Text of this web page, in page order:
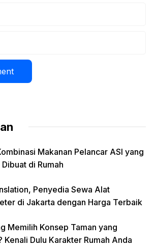
Makanan Pelancar ASI yang
di Rumah
Penyedia Sewa Alat
di Jakarta dengan Harga Terbaik
Memilih Konsep Taman yang
Kenali Dulu Karakter Rumah Anda